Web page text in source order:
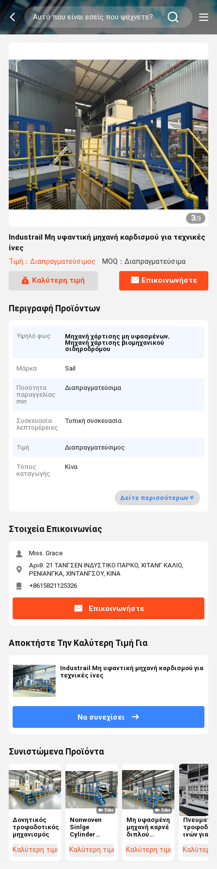
3/3
Industrail Μη υφαντική μηχανή καρδισμού για τεχνικές
ίνες
Τιμή：Διαπραγματεύσιμος MOQ：Διαπραγματεύσιμα
Καλύτερη τιμή Επικοινωνήστε
Περιγραφή Προϊόντων
Υψηλό φως Μηχανή χάρτισης μη υφασμένων,
Μηχανή χάρτισης βιομηχανικού
σιδηροδρόμου
Μάρκα Sail
Ποσότητα
παραγγελίας
min
Διαπραγματεύσιμα
Συσκευασία
λεπτομέρειες
Τυπική συσκευασία
Τιμή Διαπραγματεύσιμος
Τόπος
καταγωγής
Κίνα
Δείτε περισσότερων
Στοιχεία Επικοινωνίας
Miss. Grace
Αριθ. 21 ΤΑΝΓΣΕΝ ΙΝΔΥΣΤΙΚΟ ΠΑΡΚΟ, ΧΙΤΑΝΓ ΚΑΛΙΟ,
ΡΕΝΙΑΝΓΚΑ, ΧΙΝΤΑΝΓΣΟΥ, ΚΙΝΑ
+8615821125326
Επικοινωνήστε
Αποκτήστε Την Καλύτερη Τιμή Για
Industrail Μη υφαντική μηχανή καρδισμού για
τεχνικές ίνες
Να συνεχίσει
Συνιστώμενα Προϊόντα
Δονητικός
τροφοδοτικός
μηχανισμός
Καλύτερη τιμή
Nonwoven
Sinlge
Cylinder
Machine
Καλύτερη τιμή
Μη υφασμένη
μηχανή καρνέ
διπλού
Καλύτερη τιμή
ινών για
Καλύτερη